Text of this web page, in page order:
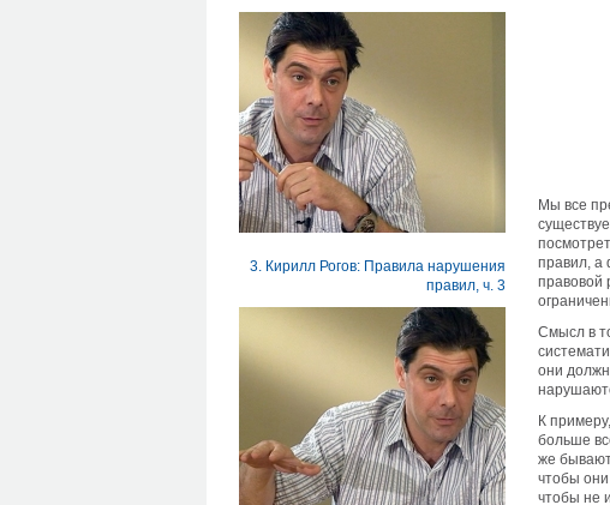
3. Кирилл Рогов: Правила нарушения
правил, ч. 3
Мы все
правил, а
правовой
Смысл в
они
К
больше
же
чтобы
чтобы не